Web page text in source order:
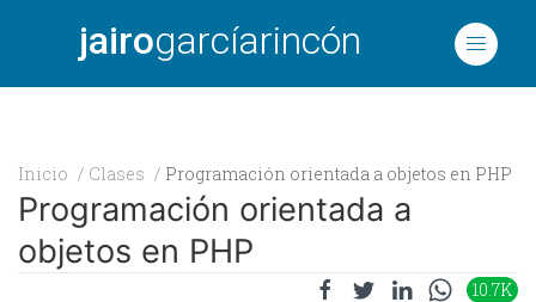
jairogarcíarincón
Inicio Clases Programación orientada a objetos en PHP
Programación orientada a
objetos en PHP
10.7K